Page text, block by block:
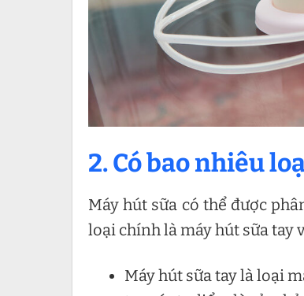
2. Có bao nhiêu
Máy hút sữa có thể được
loại chính là máy hút sữa tay
Máy hút sữa tay là loại